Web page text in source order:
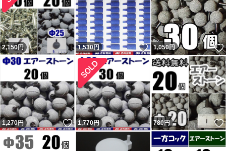
価には主張・反論します。かなり抑えて記載しています。
不当評価を気にせず購入していただいている皆様、ありが
とうございます。 どちらでもない評価も数件以外はコメ
ントと異なる不適当または誤評価です（9割以上がヤフー
フリマ購入者）。 ペイペイフリマ（現ヤフーフリマ）で
は問題なければ『普通（どちらでもない）』評価（コメン
トは良い取引が出来ました）をする人が多くて出品者から
不評だった為、『どちらでもない』の評価は2022年7月に
廃止されました。
2,150円 1,530円 いいね！
1,050 円
1,270円 いいね！
1,770円 780円